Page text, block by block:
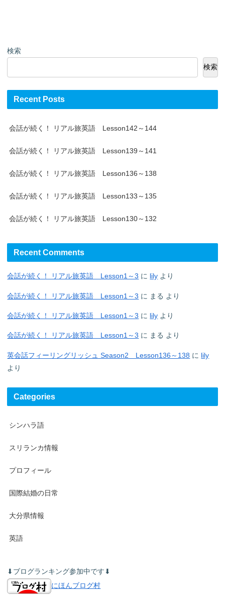
検索
検索
Recent Posts
会話が続く！ リアル旅英語 Lesson142～144
会話が続く！ リアル旅英語 Lesson139～141
会話が続く！ リアル旅英語 Lesson136～138
会話が続く！ リアル旅英語 Lesson133～135
会話が続く！ リアル旅英語 Lesson130～132
Recent Comments
会話が続く！ リアル旅英語 Lesson1～3 に lily より
会話が続く！ リアル旅英語 Lesson1～3 に まる より
会話が続く！ リアル旅英語 Lesson1～3 に lily より
会話が続く！ リアル旅英語 Lesson1～3 に まる より
英会話フィーリングリッシュ Season2 Lesson136～138 に lily
より
Categories
シンハラ語
スリランカ情報
プロフィール
国際結婚の日常
大分県情報
英語
⬇︎ブログランキング参加中です⬇︎
にほんブログ村